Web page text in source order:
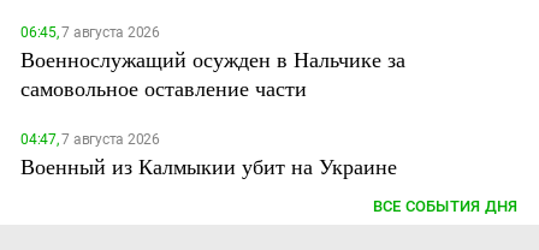
06:45,7 августа 2026
Военнослужащий осужден в Нальчике за
самовольное оставление части
04:47,7 августа 2026
Военный из Калмыкии убит на Украине
ВСЕ СОБЫТИЯ ДНЯ